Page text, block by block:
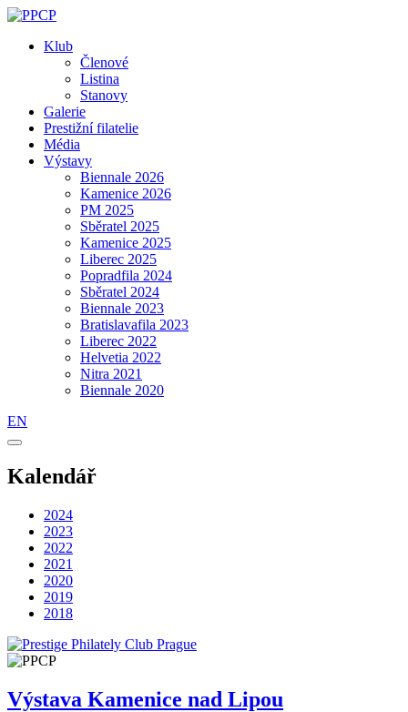
Skip
contentKlub
Členové
Listina
Stanovy
Galerie
Prestižní filatelie
Média
Výstavy
Biennale 2026
Kamenice 2026
PM 2025
Sběratel 2025
Kamenice 2025
Liberec 2025
Popradfila 2024
Sběratel 2024
Biennale 2023
Bratislavafila 2023
Liberec 2022
Helvetia 2022
Nitra 2021
Biennale 2020
EN
Kalendář
2024
2023
2022
2021
2020
2019
2018
Výstava Kamenice nad Lipou